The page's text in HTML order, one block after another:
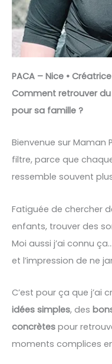
PACA – Nice •
Comment retrouver
pour sa famille ?
Bienvenue sur Maman
filtre, parce que
ressemble souvent
Fatiguée de chercher
enfants, trouver des
Moi aussi j’ai connu
et l’impression de ne
C’est pour ça que j’ai
idées simples, des
concrètes pour
moments complices